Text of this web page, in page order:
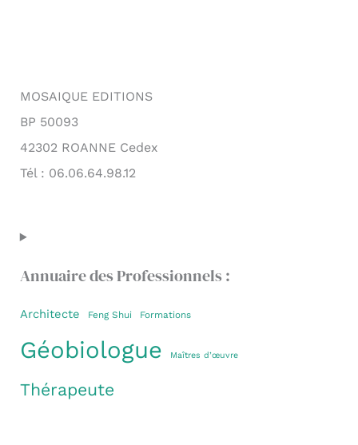
MOSAIQUE EDITIONS
BP 50093
42302 ROANNE Cedex
Tél : 06.06.64.98.12
Annuaire des Professionnels :
Architecte Feng Shui Formations
Géobiologue Maîtres d’œuvre
Thérapeute